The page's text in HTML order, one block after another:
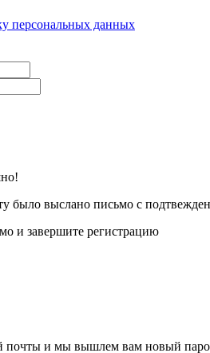
персональных данных
было выслано письмо с
и завершите регистрацию
почты и мы вышлем вам новый